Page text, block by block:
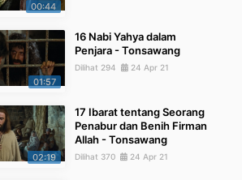
00:44
01:57
16 Nabi Yahya dalam
Penjara - Tonsawang
Dilihat 294 24 Apr 21
02:19
17 Ibarat tentang Seorang
Penabur dan Benih Firman
Allah - Tonsawang
Dilihat 370 24 Apr 21